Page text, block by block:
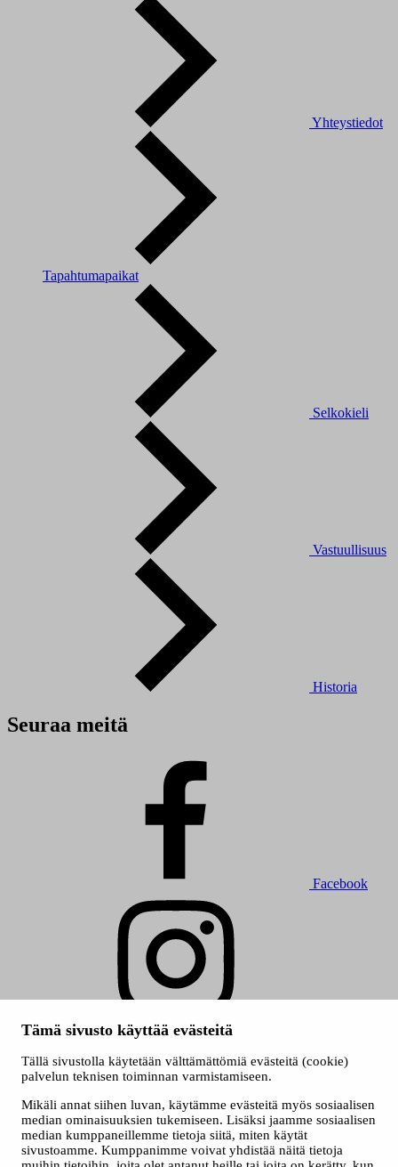
Tämä sivusto käyttää evästeitä
Tällä sivustolla käytetään välttämättömiä evästeitä (cookie)
palvelun teknisen toiminnan varmistamiseen.
Mikäli annat siihen luvan, käytämme evästeitä myös sosiaalisen
median ominaisuuksien tukemiseen. Lisäksi jaamme sosiaalisen
median kumppaneillemme tietoja siitä, miten käytät
sivustoamme. Kumppanimme voivat yhdistää näitä tietoja
Yhteystiedot
Tapahtumapaikat
Selkokieli
Vastuullisuus
Historia
Seuraa meitä
Facebook
Evästeet
Saavutettavuusseloste